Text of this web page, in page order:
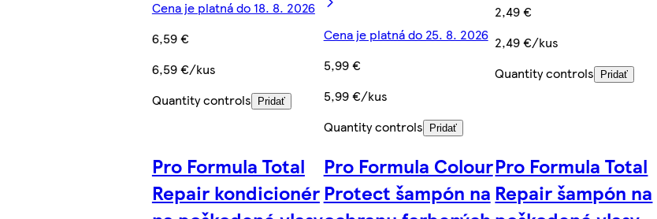
Cena je platná do 18. 8. 2026
6,59 €
6,59 €/kus
Quantity controls
Pridať
Cena je platná do 25. 8. 2026
5,99 €
5,99 €/kus
Quantity controls
Pridať
2,49 €
2,49 €/kus
Quantity controls Pridať
Pro Formula Total
Repair kondicionér
Pro Formula Colour
Protect šampón na
Pro Formula Total
Repair šampón na